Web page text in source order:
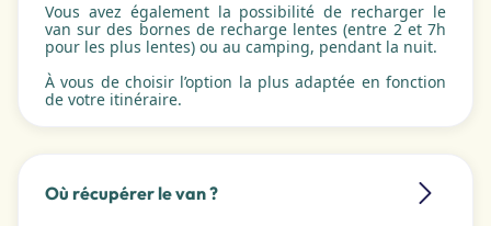
Vous avez également la possibilité de recharger le
van sur des bornes de recharge lentes (entre 2 et 7h
pour les plus lentes) ou au camping, pendant la nuit.
À vous de choisir l’option la plus adaptée en fonction
de votre itinéraire.
Où récupérer le van ?